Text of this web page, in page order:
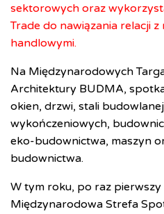
sektorowych oraz
Trade do nawiązania relacji
handlowymi.
Na Międzynarodowych
Architektury BUDMA,
okien, drzwi, stali
wykończeniowych,
eko-budownictwa, maszyn
budownictwa.
W tym roku, po raz
Międzynarodowa Strefa